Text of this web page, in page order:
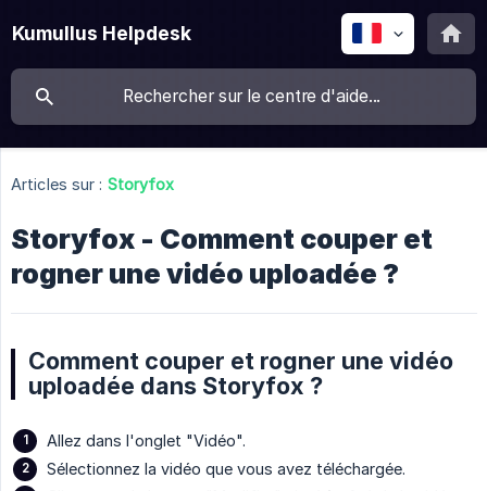
Kumullus Helpdesk
Articles sur : Storyfox
Storyfox - Comment couper et
rogner une vidéo uploadée ?
Comment couper et rogner une vidéo
uploadée dans Storyfox ?
Allez dans l'onglet "Vidéo".
Sélectionnez la vidéo que vous avez téléchargée.